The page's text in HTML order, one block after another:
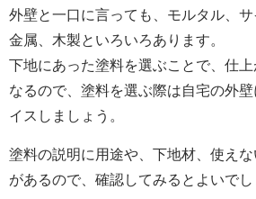
外壁と一口に言っても、モルタル、サ
金属、木製といろいろあります。
下地にあった塗料を選ぶことで、仕上
なるので、塗料を選ぶ際は自宅の外
イスしましょう。
塗料の説明に用途や、下地材、使え
があるので、確認してみるとよいでし